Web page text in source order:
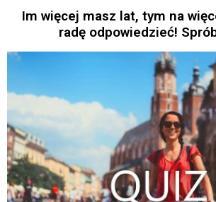
Im więcej masz lat, tym na
radę odpowiedzieć!